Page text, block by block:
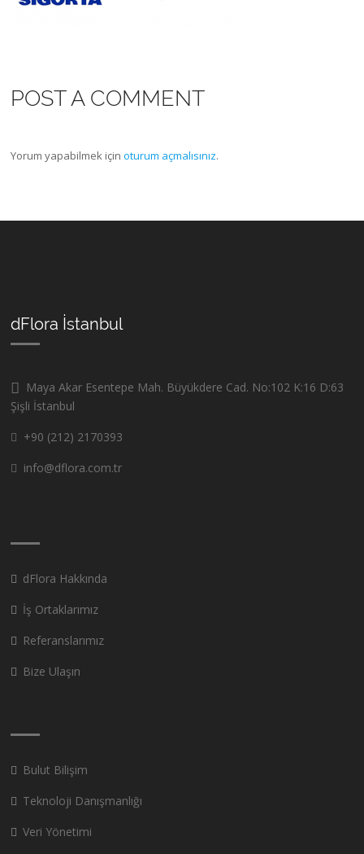
POST A COMMENT
Yorum yapabilmek içinoturum açmalısınız.
dFlora İstanbul
Maya Akar Esentepe Mah. Büyükdere Cad. No:102 K:16 D:63
Şişli İstanbul
+90 (212) 2170393
info@dflora.com.tr
dFlora Hakkında
İş Ortaklarımız
Referanslarımız
Bize Ulaşın
Bulut Bilişim
Teknoloji Danışmanlığı
Veri Yönetimi